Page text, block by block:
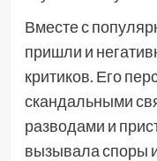
Вместе с
пришли и
критиков. Его
скандальными
разводами и
вызывала споры